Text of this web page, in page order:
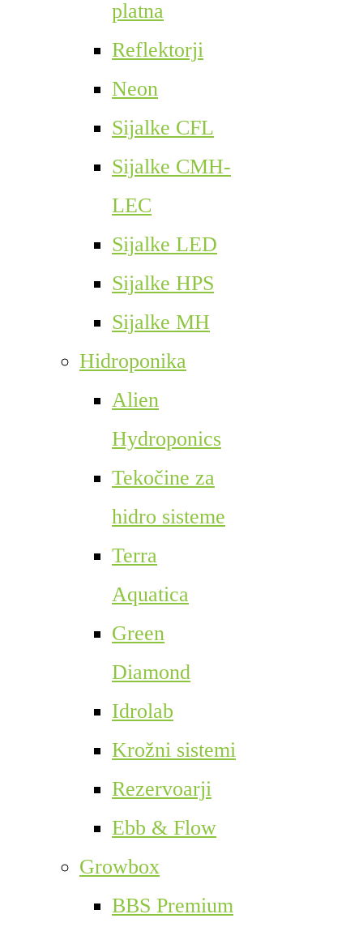
platna
Reflektorji
Neon
Sijalke CFL
Sijalke CMH-
LEC
Sijalke LED
Sijalke HPS
Sijalke MH
Hidroponika
Alien
Hydroponics
Tekočine za
hidro sisteme
Terra
Aquatica
Green
Diamond
Idrolab
Krožni sistemi
Rezervoarji
Ebb & Flow
Growbox
BBS Premium